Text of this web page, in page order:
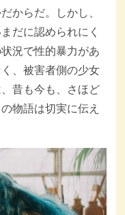
からだ。しかし、
だに認められにく
況で性的暴力があ
、被害者側の少女
昔も今も、さほど
物語は切実に伝え